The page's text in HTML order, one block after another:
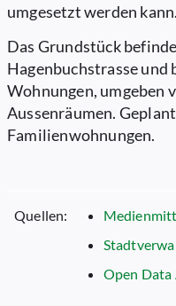
umgesetzt werden kann.
Das Grundstück
Hagenbuchstrasse
Wohnungen, umgeben
Aussenräumen.
Familienwohnungen.
Quellen:
Open Data